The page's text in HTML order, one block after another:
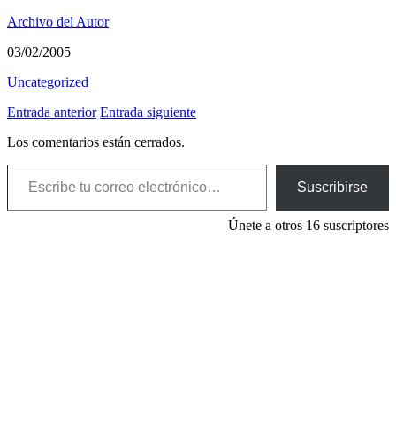
Archivo del Autor
03/02/2005
Uncategorized
Entrada anterior Entrada siguiente
Los comentarios están cerrados.
Escribe tu correo electrónico…
Suscribirse
Únete a otros 16 suscriptores